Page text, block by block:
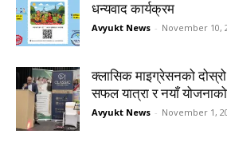
धन्यवाद कार्यक्रम
Avyukt News - November 10,
क्लासिक माइग्रेसनको दोस्रो
सफल यात्रा र नयाँ योजनाको
Avyukt News - November 1,